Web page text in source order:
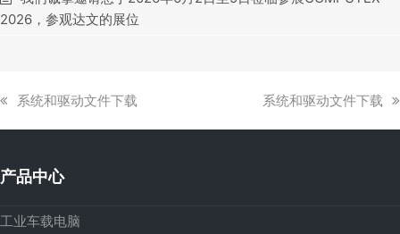
2026，参观达文的展位
上
章:
系统和驱动文件下载
下
系统和驱动文件下载
产品中心
工业车载电脑